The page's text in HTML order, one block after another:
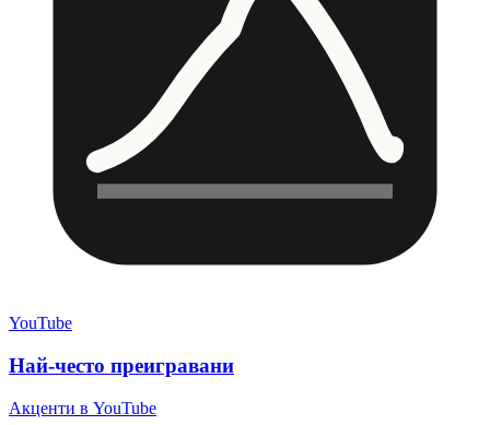
YouTube
Най-често преигравани
Акценти в YouTube